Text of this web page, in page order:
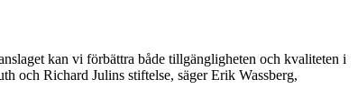
kan vi förbättra både tillgängligheten och kvaliteten i
och Richard Julins stiftelse, säger Erik Wassberg,